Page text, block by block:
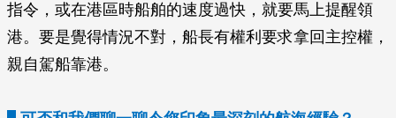
指令，或在港區時船舶的速度過快，就要馬上提醒領
港。要是覺得情況不對，船長有權利要求拿回主控權，
親自駕船靠港。